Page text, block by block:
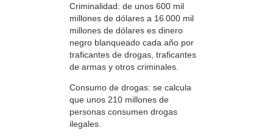
Criminalidad: de unos 600 mil
millones de dólares a 16 000 mil
millones de dólares es dinero
negro blanqueado cada año por
traficantes de drogas, traficantes
de armas y otros criminales.
Consumo de drogas: se calcula
que unos 210 millones de
personas consumen drogas
ilegales.